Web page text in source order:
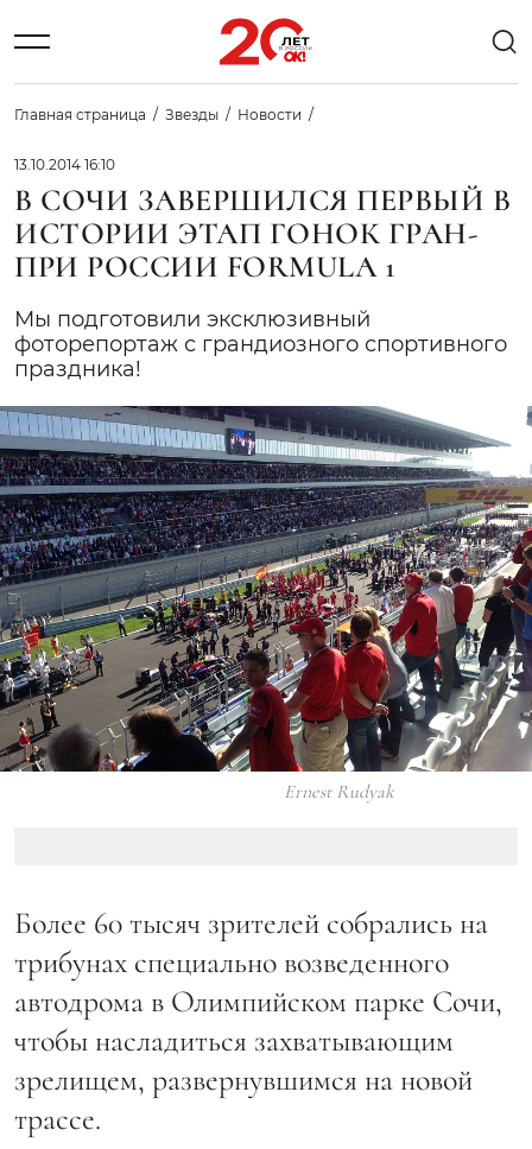
Главная страница Звезды Новости
13.10.2014 16:10
В СОЧИ ЗАВЕРШИЛСЯ ПЕРВЫЙ В
ИСТОРИИ ЭТАП ГОНОК ГРАН-
ПРИ РОССИИ FORMULA 1
Мы подготовили эксклюзивный
фоторепортаж с грандиозного спортивного
праздника!
Ernest Rudyak
Более 60 тысяч зрителей собрались на
трибунах специально возведенного
автодрома в Олимпийском парке Сочи,
чтобы насладиться захватывающим
зрелищем, развернувшимся на новой
трассе.